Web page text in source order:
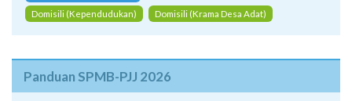
Domisili (Kependudukan)
Domisili (Krama Desa Adat)
Panduan SPMB-PJJ 2026